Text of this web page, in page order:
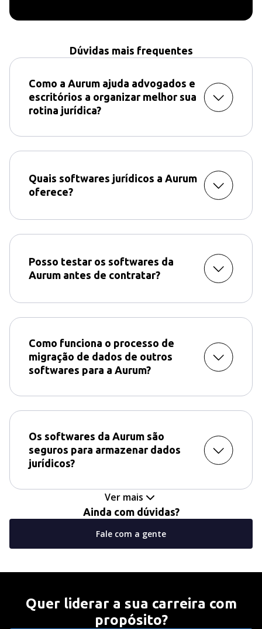
Dúvidas mais frequentes
Como a Aurum ajuda advogados e
escritórios a organizar melhor sua
rotina jurídica?
Quais softwares jurídicos a Aurum
oferece?
Astrea e o Themis
Posso testar os softwares da
Aurum antes de contratar?
Como funciona o processo de
migração de dados de outros
softwares para a Aurum?
Os softwares da Aurum são
seguros para armazenar dados
jurídicos?
Ver mais
Ainda com dúvidas?
Fale com a gente
Quer liderar a sua carreira com
propósito?